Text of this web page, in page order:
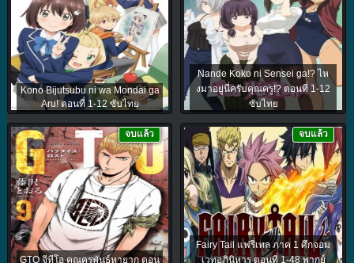
Kono Bijutsubu ni wa Mondai ga
Aru! ตอนที่ 1-12 ซับไทย
Nande Koko ni Sensei ga!? ไห
งมาอยู่นี่ครับคุณครู!? ตอนที่ 1-12
ซับไทย
GTO จีทีโอ คุณครูพันธุ์หายาก ตอน
จบแล้ว
Fairy Tail แฟรี่เทล ภาค 1 ศึกจอม
เวทอภินิหาร ตอนที่ 1-48 พากย์
จบแล้ว